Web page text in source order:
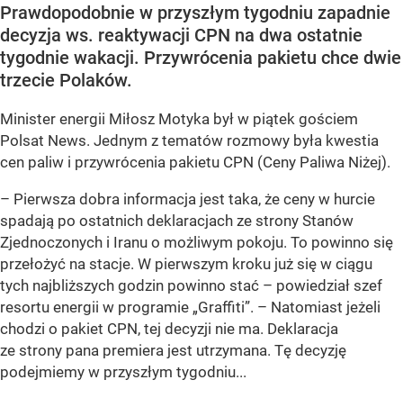
Prawdopodobnie w przyszłym tygodniu zapadnie
decyzja ws. reaktywacji CPN na dwa ostatnie
tygodnie wakacji. Przywrócenia pakietu chce dwie
trzecie Polaków.
Minister energii Miłosz Motyka był w piątek gościem
Polsat News. Jednym z tematów rozmowy była kwestia
cen paliw i przywrócenia pakietu CPN (Ceny Paliwa Niżej).
– Pierwsza dobra informacja jest taka, że ceny w hurcie
spadają po ostatnich deklaracjach ze strony Stanów
Zjednoczonych i Iranu o możliwym pokoju. To powinno się
przełożyć na stacje. W pierwszym kroku już się w ciągu
tych najbliższych godzin powinno stać – powiedział szef
resortu energii w programie „Graffiti”. – Natomiast jeżeli
chodzi o pakiet CPN, tej decyzji nie ma. Deklaracja
ze strony pana premiera jest utrzymana. Tę decyzję
podejmiemy w przyszłym tygodniu...